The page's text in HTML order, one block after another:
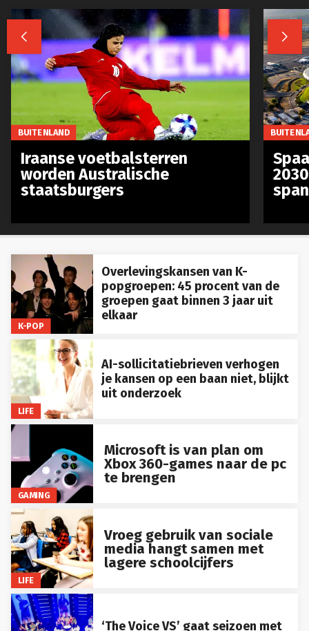
K-POP
Overlevingskansen van K-
popgroepen: 45 procent van de
groepen gaat binnen 3 jaar uit
elkaar
LIFE
AI-sollicitatiebrieven verhogen
je kansen op een baan niet, blijkt
uit onderzoek
GAMING
Microsoft is van plan om
Xbox 360-games naar de pc
te brengen
LIFE
Vroeg gebruik van sociale
media hangt samen met
lagere schoolcijfers
‘The Voice VS’ gaat seizoen met
 
BUITENLAND
Iraanse voetbalsterren
worden Australische
staatsburgers